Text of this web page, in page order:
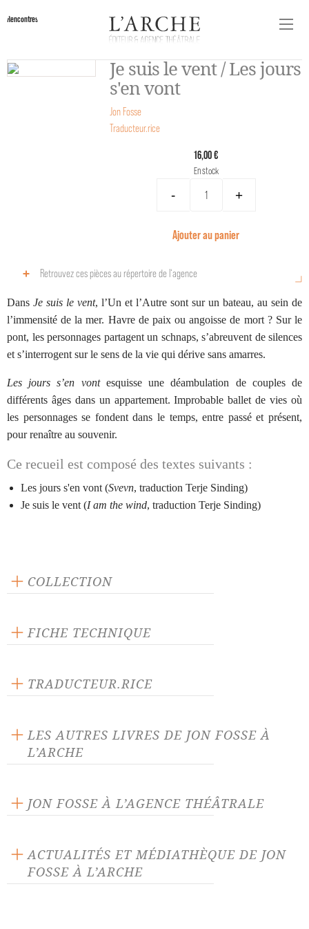
Rencontres
Je suis le vent / Les jours
s'en vont
Jon Fosse
Traducteur.rice
16,00 €
En stock
- +
Ajouter au panier
Retrouvez ces pièces au répertoire de l‘agence
Dans Je suis le vent, l’Un et l’Autre sont sur un bateau, au sein de
l’immensité de la mer. Havre de paix ou angoisse de mort ? Sur le
pont, les personnages partagent un schnaps, s’abreuvent de silences
et s’interrogent sur le sens de la vie qui dérive sans amarres.
Les jours s’en vontesquisse une déambulation de couples de
différents âges dans un appartement. Improbable ballet de vies où
les personnages se fondent dans le temps, entre passé et présent,
pour renaître au souvenir.
Ce recueil est composé des textes suivants :
Les jours s'en vont (Svevn, traduction Terje Sinding)
Je suis le vent (I am the wind, traduction Terje Sinding)
COLLECTION
FICHE TECHNIQUE
120 pages
Prix : 15.00 €
ISBN : 9782851817327
TRADUCTEUR.RICE
LES AUTRES LIVRES DE JON FOSSE À
L’ARCHE
JON FOSSE À L’AGENCE THÉÂTRALE
Dors mon petit enfant
séparés
ACTUALITÉS ET MÉDIATHÈQUE DE JON
FOSSE À L’ARCHE